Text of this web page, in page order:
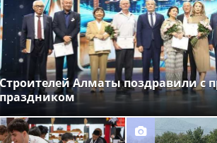
Строителей Алматы поздравили с
праздником